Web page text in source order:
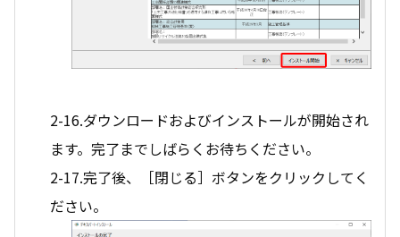
2-16.ダウンロードおよびインストールが開始され
ます。完了までしばらくお待ちください。
2-17.完了後、［閉じる］ボタンをクリックしてく
ださい。